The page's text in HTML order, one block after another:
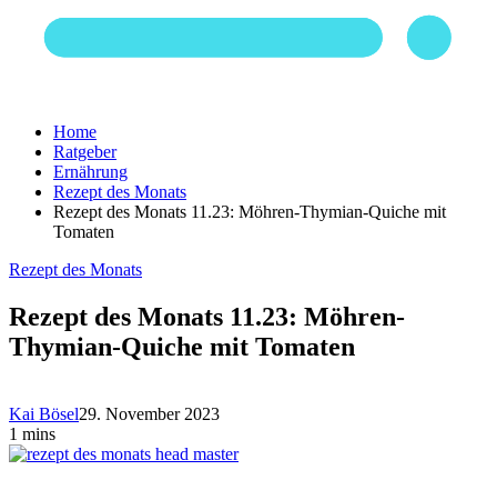
Home
Ratgeber
Ernährung
Rezept des Monats
Rezept des Monats 11.23: Möhren-Thymian-Quiche mit
Tomaten
Rezept des Monats
Rezept des Monats 11.23: Möhren-
Thymian-Quiche mit Tomaten
Kai Bösel29. November 2023
1 mins